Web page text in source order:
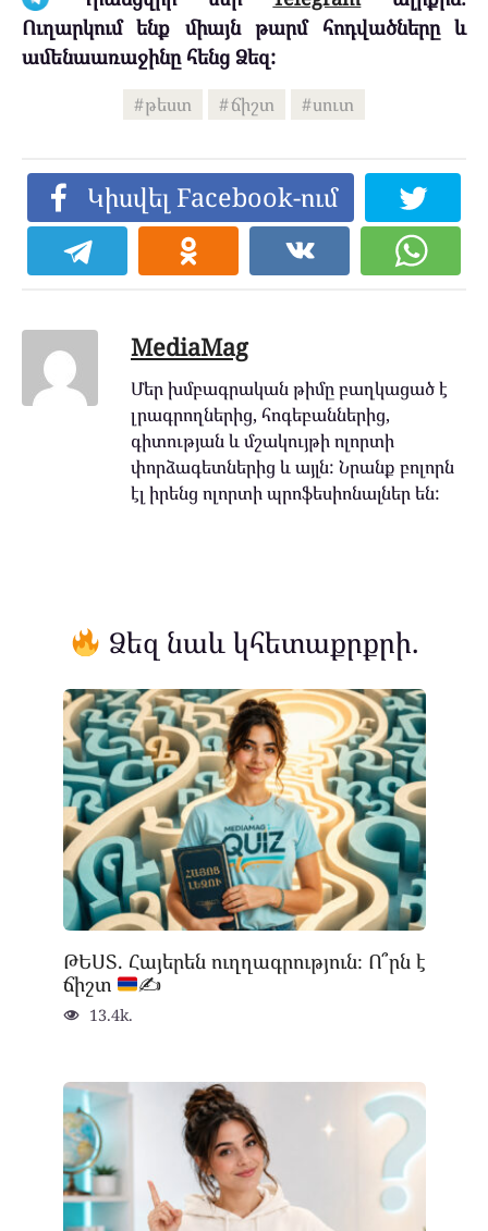
Ուղարկում ենք միայն թարմ հոդվածները և
ամենաառաջինը հենց Ձեզ:
թեստ ճիշտ սուտ
Կիսվել Facebook-ում
MediaMag
Մեր խմբագրական թիմը բաղկացած է
լրագրողներից, հոգեբաններից,
գիտության և մշակույթի ոլորտի
փորձագետներից և այլն: Նրանք բոլորն
էլ իրենց ոլորտի պրոֆեսիոնալներ են:
Ձեզ նաև կհետաքրքրի.
ԹԵՍՏ. Հայերեն ուղղագրություն։ Ո՞րն է
ճիշտ
✍
13.4k.